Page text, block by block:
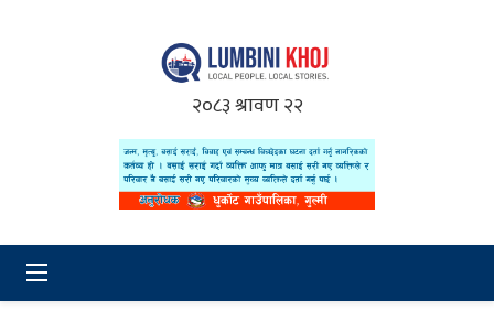
२०८३ श्रावण २२